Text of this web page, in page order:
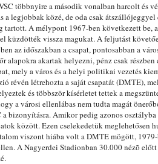
többnyire a második vonalban harcolt és
a legjobbak közé, de oda csak
tartott. A mélypont 1967-ben következett be,
küzdötték vissza magukat. A feljutást
az időszakban a csapat, pontosabban a
alapokra akartak helyezni, pénz csak
mely a város és a helyi politikai vezetés
révén létrehozta a saját csapatát (DMTE),
és többször kísérletet tettek a
a városi ellenlábas nem tudta magát
a bizonyításra. Amikor pedig azonos
között. Ezen cselekedetük meglehetősen
viszont hiába volt a DMTE mögött,
A Nagyerdei Stadionban 30.000 nézõ